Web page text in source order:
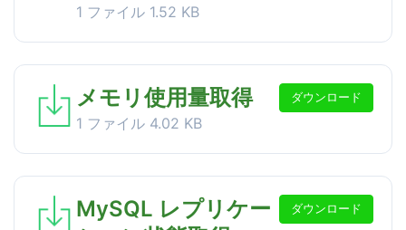
1 ファイル 1.52 KB
メモリ使用量取得
1 ファイル 4.02 KB
ダウンロード
MySQL レプリケー
ダウンロード